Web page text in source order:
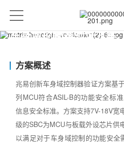
车身域控制器验证方案
方案概述
兆易创新车身域控制器验证方案基
列MCU符合ASIL-B的功能安全标
信息安全标准。方案支持7V-18V宽
级的SBC为MCU与板载外设芯片供
以满足对于车身域控制的功能安全